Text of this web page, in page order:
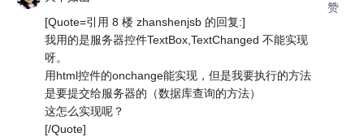
[Quote=引用 8 楼 zhanshenjsb 的回复:]
我用的是服务器控件TextBox,TextChanged 不能实现
呀。
用html控件的onchange能实现，但是我要执行的方法
是要提交给服务器的（数据库查询的方法）
这怎么实现呢？
[/Quote]
赞